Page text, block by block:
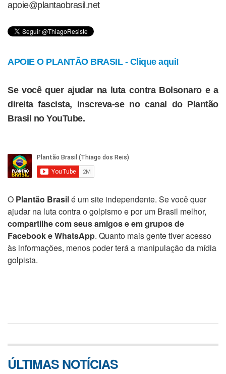
apoie@plantaobrasil.net
APOIE O PLANTÃO BRASIL - Clique aqui!
Se você quer ajudar na luta contra Bolsonaro e a
direita fascista, inscreva-se no canal do Plantão
Brasil no YouTube.
O Plantão Brasilé um site independente. Se você quer
ajudar na luta contra o golpismo e por um Brasil melhor,
compartilhe com seus amigos e em grupos de
Facebook e WhatsApp. Quanto mais gente tiver acesso
às informações, menos poder terá a manipulação da mídia
golpista.
ÚLTIMAS NOTÍCIAS